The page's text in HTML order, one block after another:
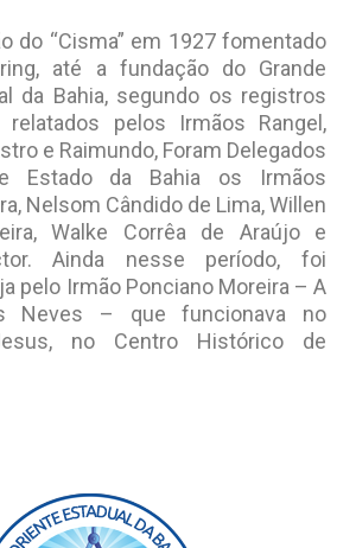
do “Cisma” em 1927 fomentado
até a fundação do Grande
da Bahia, segundo os registros
pelos Irmãos Rangel,
e Raimundo, Foram Delegados
Estado da Bahia os Irmãos
Nelsom Cândido de Lima, Willen
Walke Corrêa de Araújo e
Ainda nesse período, foi
pelo Irmão Ponciano Moreira – A
Neves – que funcionava no
no Centro Histórico de